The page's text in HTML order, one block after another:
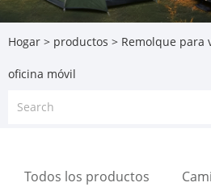
Hogar > productos > Remolque para
oficina móvil
Todos los productos